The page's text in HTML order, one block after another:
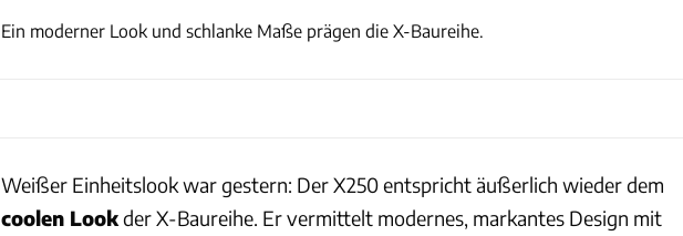
Ein moderner Look und schlanke Maße prägen die X-Baureihe.
Weißer Einheitslook war gestern: Der X250 entspricht äußerlich wieder dem
coolen Lookder X-Baureihe. Er vermittelt modernes, markantes Design mit